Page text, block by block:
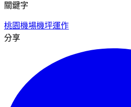
關鍵字
桃園機場機坪運作
分享